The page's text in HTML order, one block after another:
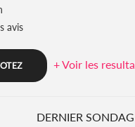
avis
+ Voir les
DERNIER